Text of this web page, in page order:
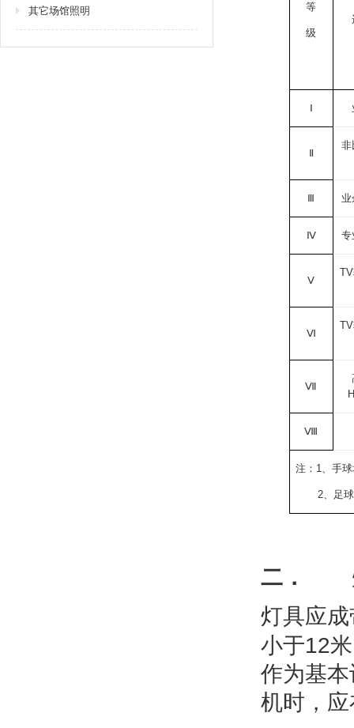
其它场馆照明 等
级
Ⅰ
Ⅱ
非
Ⅲ 业
Ⅳ 专
Ⅴ
TV
Ⅵ
TV
Ⅶ
Ⅷ
注： 1、手
2、足
二．
灯具应
小于12
作为基
机时，